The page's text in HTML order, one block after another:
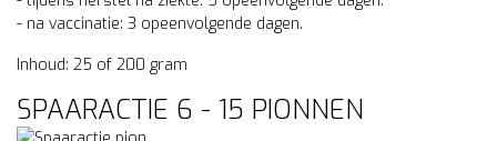
- na vaccinatie: 3 opeenvolgende dagen.
Inhoud: 25 of 200 gram
SPAARACTIE 6 - 15 PIONNEN